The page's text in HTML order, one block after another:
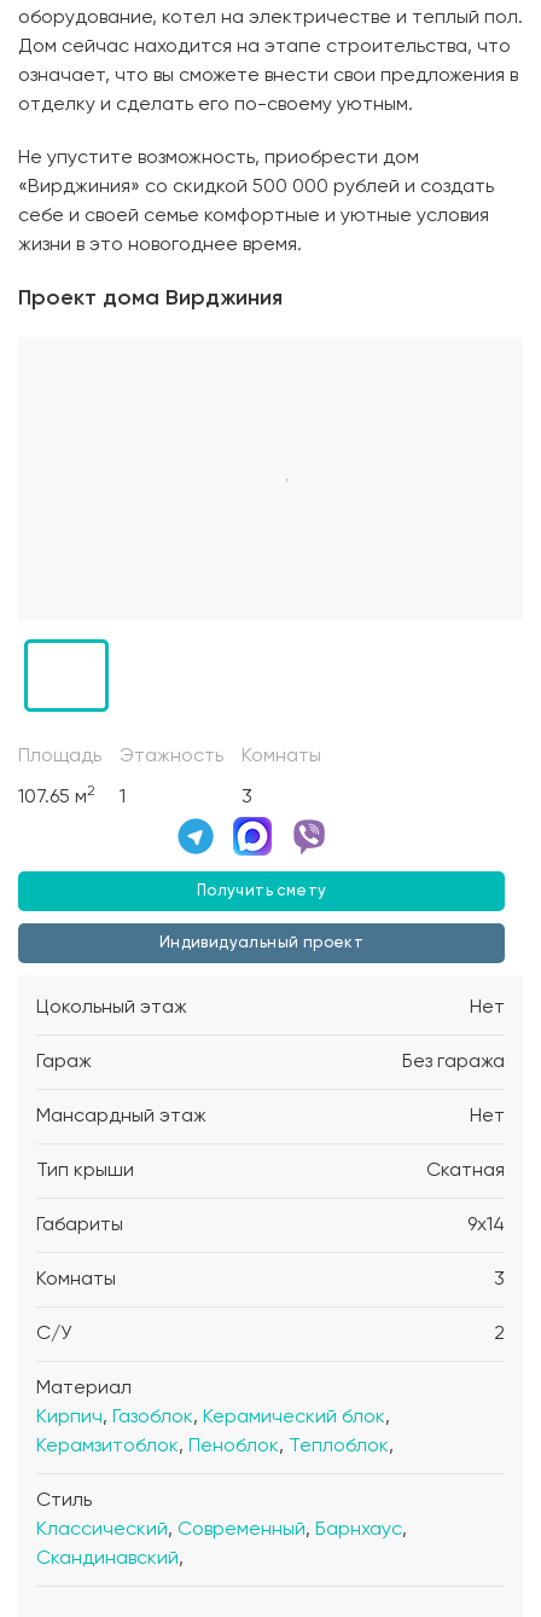
оборудование, котел на электричестве и теплый пол.
Дом сейчас находится на этапе строительства, что
означает, что вы сможете внести свои предложения в
отделку и сделать его по-своему уютным.
Не упустите возможность, приобрести дом
«Вирджиния» со скидкой 500 000 рублей и создать
себе и своей семье комфортные и уютные условия
жизни в это новогоднее время.
Проект дома Вирджиния
Площадь
107.65 м2
Этажность
1
Комнаты
3
Получить смету
Индивидуальный проект
Цокольный этаж Нет
Гараж Без гаража
Мансардный этаж Нет
Тип крыши Скатная
Габариты 9x14
Комнаты 3
С/У 2
Материал
Кирпич, Газоблок, Керамический блок,
Керамзитоблок, Пеноблок, Теплоблок,
Стиль
Классический, Современный, Барнхаус,
Скандинавский,